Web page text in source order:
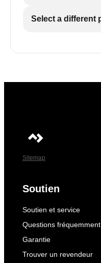
Select a different
Sitemap
Soutien
Soutien et service
Questions
Garantie
Trouver un revendeur